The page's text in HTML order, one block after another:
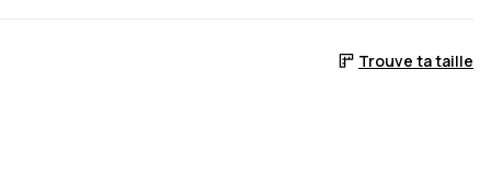
Trouve ta taille
retour en stock